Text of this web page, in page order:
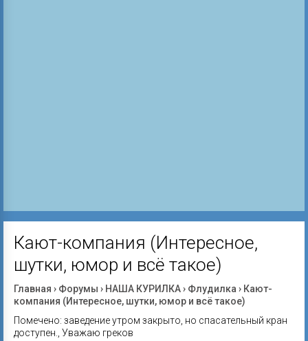
Кают-компания (Интересное,
шутки, юмор и всё такое)
Главная › Форумы › НАША КУРИЛКА› Флудилка› Кают-
компания (Интересное, шутки, юмор и всё такое)
Помечено: заведение утром закрыто, но спасательный кран
доступен., Уважаю греков